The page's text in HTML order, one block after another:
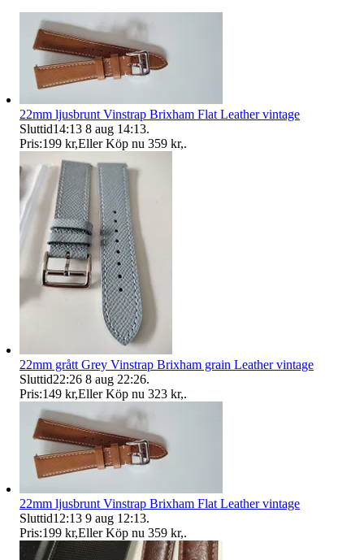
22mm ljusbrunt Vinstrap Brixham Flat Leather vintage
Sluttid14:13 8 aug 14:13.
Pris:199 kr,Eller Köp nu 359 kr,.
22mm grått Grey Vinstrap Brixham grain Leather vintage
Sluttid22:26 8 aug 22:26.
Pris:149 kr,Eller Köp nu 323 kr,.
22mm ljusbrunt Vinstrap Brixham Flat Leather vintage
Sluttid12:13 9 aug 12:13.
Pris:199 kr,Eller Köp nu 359 kr,.